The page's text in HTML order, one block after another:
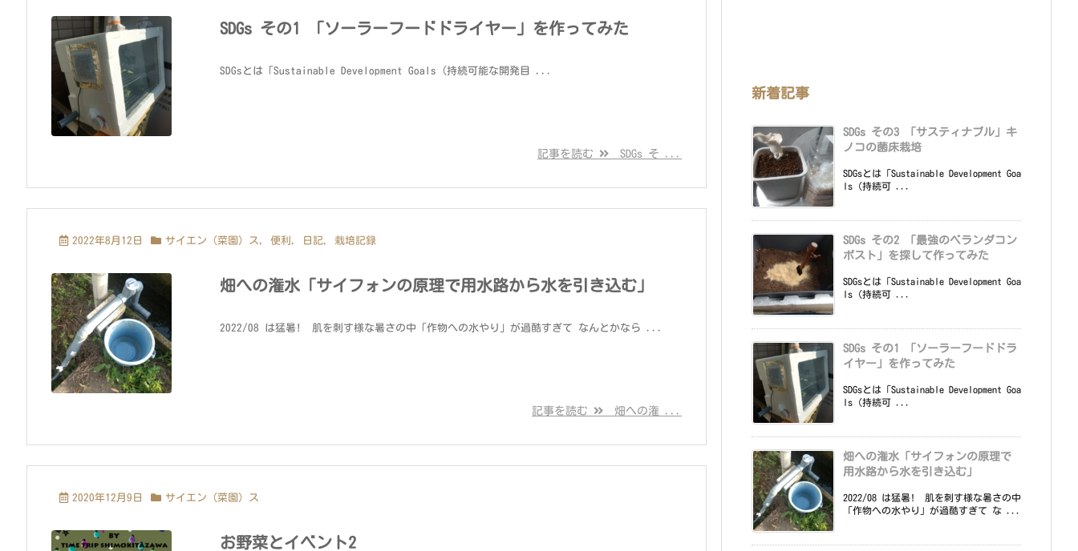
SDGs その1 「ソーラーフードドライヤー」を作ってみた
SDGsとは「Sustainable Development Goals（持続可能な開発目 ...
記事を読む SDGs そ ...
2022年8月12日 サイエン（菜園）ス, 便利 , 日記, 栽培記録
畑への潅水「サイフォンの原理で用水路から水を引き込む」
2022/08 は猛暑! 肌を刺す様な暑さの中「作物への水やり」が過酷すぎて なんとかなら ...
記事を読む 畑への潅 ...
2020年12月9日 サイエン（菜園）ス
お野菜とイベント2
新着記事
SDGs その3 「サスティナブル」キ
ノコの菌床栽培
SDGsとは「Sustainable Development Goa
ls（持続可 ...
SDGs その2 「最強のベランダコン
ポスト」を探して作ってみた
SDGsとは「Sustainable Development Goa
ls（持続可 ...
SDGs その1 「ソーラーフードドラ
イヤー」を作ってみた
SDGsとは「Sustainable Development Goa
ls（持続可 ...
畑への潅水「サイフォンの原理で
用水路から水を引き込む」
2022/08 は猛暑! 肌を刺す様な暑さの中
「作物への水やり」が過酷すぎて な ...